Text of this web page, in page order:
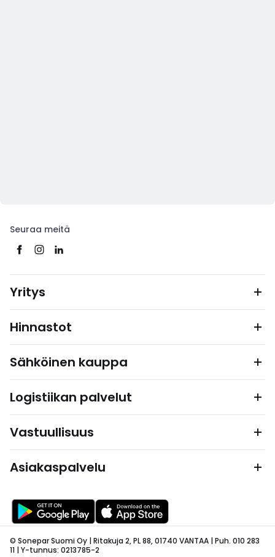
Seuraa meitä
Yritys
Hinnastot
Sähköinen kauppa
Logistiikan palvelut
Vastuullisuus
Asiakaspalvelu
© Sonepar Suomi Oy | Ritakuja 2, PL 88, 01740 VANTAA | Puh. 010 283
11 | Y-tunnus: 0213785-2